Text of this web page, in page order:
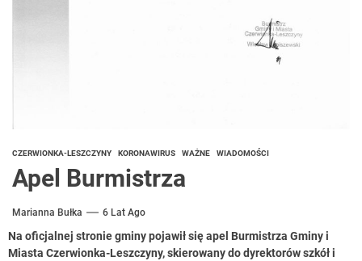
CZERWIONKA-LESZCZYNY KORONAWIRUS WAŻNE WIADOMOŚCI
Apel Burmistrza
Marianna Bułka 6 Lat Ago
Na oficjalnej stronie gminy pojawił się apel Burmistrza Gminy i
Miasta Czerwionka-Leszczyny, skierowany do dyrektorów szkół i